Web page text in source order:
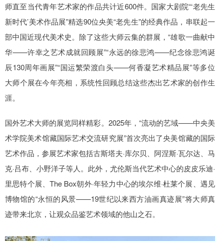
师直至当代青年艺术家的作品共计近600件。国家大剧院“‘老先生
新时代’美术作品展”精选90位央美“老先生”的经典作品，串联起一
部中国近现代美术史。除了这些大师云集的群展，“雄歌一曲献中
华——许幸之艺术成就回顾展”“永远的徐悲鸿——纪念徐悲鸿诞
辰130周年画展”“国运繁荣渡白头——何香凝艺术精品展”等多位
大师个展在今年亮相，系统性回顾总结这些杰出艺术家的创作生
涯。
国外艺术大师的展览同样精彩。2025年，“流动的艺域——中央美
术学院美术馆藏国际艺术交流研究展”首次亮出了央美馆藏的国际
艺术作品，参展艺术家包括古斯塔夫·库尔贝、阿涅斯·瓦尔达、马
克·吕布、小野洋子等人。此外，尤伦斯当代艺术中心的皮皮乐迪·
里思特个展、The Box朝外·年轻力中心的埃尔维·杜莱个展、遇见
博物馆的“永恒的风景——19世纪以来西方油画真迹展”将大师真
迹带来北京，让观众品鉴艺术领域的他山之石。